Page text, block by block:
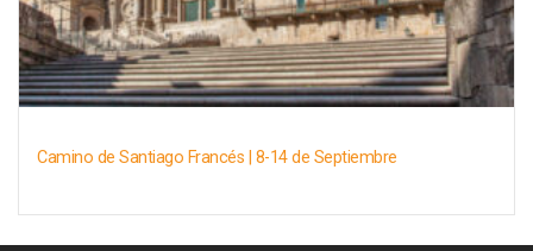
Camino de Santiago Francés | 8-14 de Septiembre